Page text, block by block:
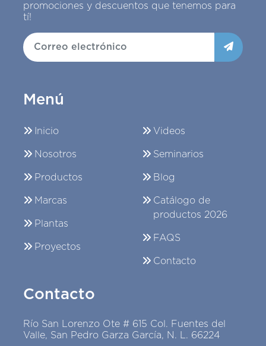
promociones y descuentos que tenemos para
tí!
Menú
Inicio
Nosotros
Productos
Marcas
Plantas
Proyectos
Videos
Seminarios
Blog
Catálogo de
productos 2026
FAQS
Contacto
Contacto
Río San Lorenzo Ote # 615 Col. Fuentes del
Valle, San Pedro Garza García, N. L. 66224